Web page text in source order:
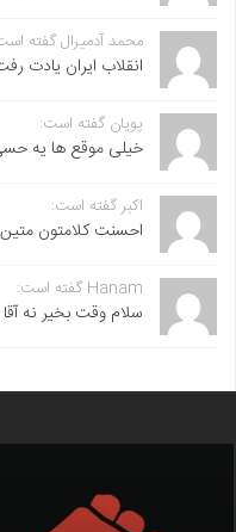
محمد آدمیرال گفته
انقلاب ایران یادت
پویان گفته است:
خیلی موقع ها یه
اکبر گفته است:
احسنت ‌کلامتون متین
Hanam گفته است:
سلام وقت بخیر نه